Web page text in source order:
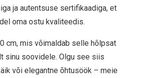
ja autentsuse sertifikaadiga, et
oma ostu kvaliteedis.
cm, mis võimaldab selle hõlpsat
sinu soovidele. Olgu see siis
või elegantne õhtusöök – meie